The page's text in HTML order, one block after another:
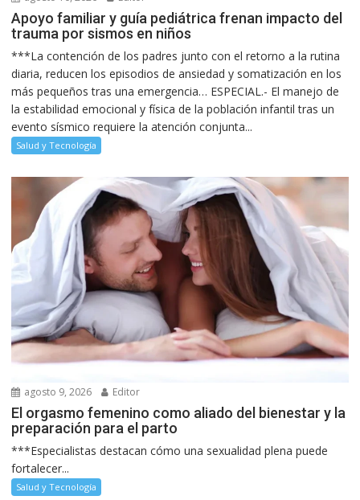
Apoyo familiar y guía pediátrica frenan impacto del
trauma por sismos en niños
***La contención de los padres junto con el retorno a la rutina
diaria, reducen los episodios de ansiedad y somatización en los
más pequeños tras una emergencia… ESPECIAL.- El manejo de
la estabilidad emocional y física de la población infantil tras un
evento sísmico requiere la atención conjunta...
Salud y Tecnología
agosto 9, 2026 Editor
El orgasmo femenino como aliado del bienestar y la
preparación para el parto
***Especialistas destacan cómo una sexualidad plena puede
fortalecer...
Salud y Tecnología